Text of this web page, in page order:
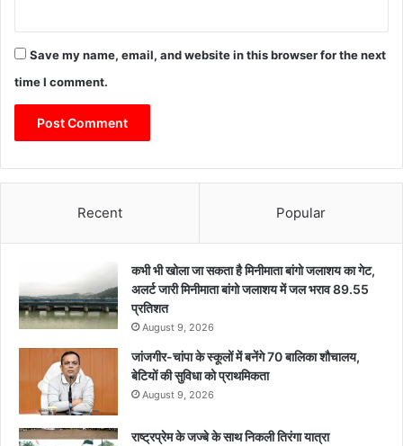
Save my name, email, and website in this browser for the next
time I comment.
Recent Popular
कभी भी खोला जा सकता है मिनीमाता बांगो जलाशय का गेट,
अलर्ट जारी मिनीमाता बांगो जलाशय में जल भराव 89.55
प्रतिशत
August 9, 2026
जांजगीर-चांपा के स्कूलों में बनेंगे 70 बालिका शौचालय,
बेटियों की सुविधा को प्राथमिकता
August 9, 2026
राष्ट्रप्रेम के जज्बे के साथ निकली तिरंगा यात्रा